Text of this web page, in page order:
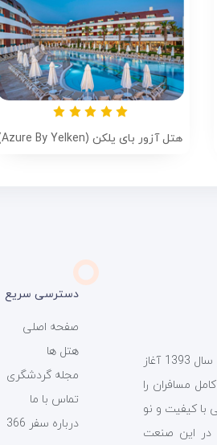
هتل آزور بای یلکن (Azure By Yelken)
آژانس هواپیمایی سفر 366 فعالیت خود را از سال 1393 آغاز
مسافران را
با کیفیت و نو
در این صنعت
دسترسی سریع
صفحه اصلی
هتل ها
مجله گردشگری
تماس با ما
درباره سفر 366